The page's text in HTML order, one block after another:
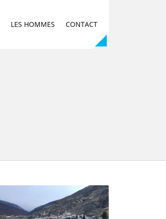
LES HOMMES CONTACT